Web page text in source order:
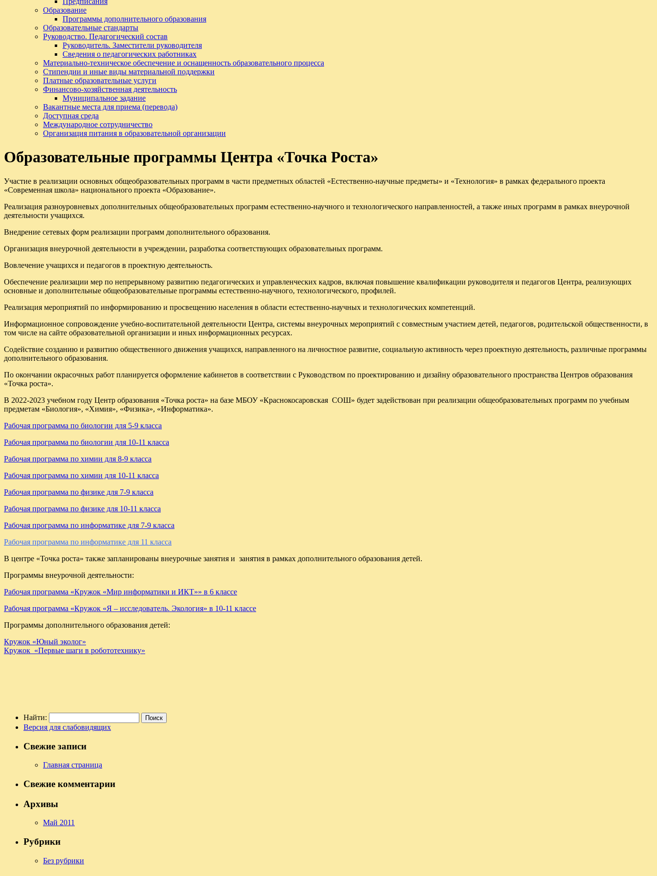
Образование
Программы дополнительного образования
Образовательные стандарты
Руководство. Педагогический состав
Руководитель. Заместители руководителя
Сведения о педагогических работниках
Материально-техническое обеспечение и оснащенность образовательного процесса
Стипендии и иные виды материальной поддержки
Платные образовательные услуги
Финансово-хозяйственная деятельность
Муниципальное задание
Вакантные места для приема (перевода)
Доступная среда
Международное сотрудничество
Организация питания в образовательной организации
Образовательные программы Центра «Точка Роста»
Участие в реализации основных общеобразовательных программ в части предметных областей «Естественно-научные предметы» и «Технология» в рамках федерального проекта
«Современная школа» национального проекта «Образование».
Реализация разноуровневых дополнительных общеобразовательных программ естественно-научного и технологического направленностей, а также иных программ в рамках внеурочной
деятельности учащихся.
Внедрение сетевых форм реализации программ дополнительного образования.
Организация внеурочной деятельности в учреждении, разработка соответствующих образовательных программ.
Вовлечение учащихся и педагогов в проектную деятельность.
Обеспечение реализации мер по непрерывному развитию педагогических и управленческих кадров, включая повышение квалификации руководителя и педагогов Центра, реализующих
основные и дополнительные общеобразовательные программы естественно-научного, технологического, профилей.
Реализация мероприятий по информированию и просвещению населения в области естественно-научных и технологических компетенций.
Информационное сопровождение учебно-воспитательной деятельности Центра, системы внеурочных мероприятий с совместным участием детей, педагогов, родительской общественности, в
том числе на сайте образовательной организации и иных информационных ресурсах.
Содействие созданию и развитию общественного движения учащихся, направленного на личностное развитие, социальную активность через проектную деятельность, различные программы
дополнительного образования.
По окончании окрасочных работ планируется оформление кабинетов в соответствии с Руководством по проектированию и дизайну образовательного пространства Центров образования
«Точка роста».
В 2022-2023 учебном году Центр образования «Точка роста» на базе МБОУ «Краснокосаровская СОШ» будет задействован при реализации общеобразовательных программ по учебным
предметам «Биология», «Химия», «Физика», «Информатика».
Рабочая программа по биологии для 5-9 класса
Рабочая программа по биологии для 10-11 класса
Рабочая программа по химии для 8-9 класса
Рабочая программа по химии для 10-11 класса
Рабочая программа по физике для 7-9 класса
Рабочая программа по физике для 10-11 класса
Рабочая программа по информатике для 7-9 класса
Рабочая программа по информатике для 11 класса
В центре «Точка роста» также запланированы внеурочные занятия и занятия в рамках дополнительного образования детей.
Программы внеурочной деятельности:
Рабочая программа «Кружок «Мир информатики и ИКТ»» в 6 классе
Рабочая программа «Кружок «Я – исследователь. Экология» в 10-11 классе
Программы дополнительного образования детей:
Кружок «Юный эколог»
Кружок «Первые шаги в робототехнику»
Найти:
Версия для слабовидящих
Свежие записи
Главная страница
Свежие комментарии
Архивы
Май 2011
Рубрики
Без рубрики